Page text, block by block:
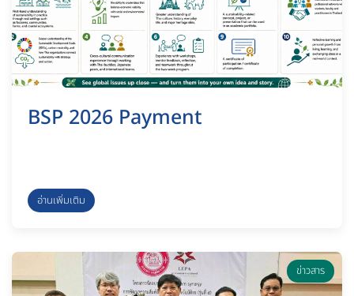
BSP 2026 Payment
อ่านเพิ่มเติม
ข่าวสาร